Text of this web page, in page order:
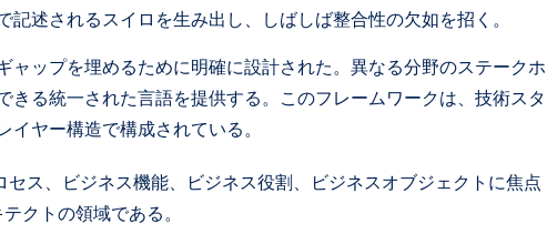
述されるスイロを生み出し、しばしば整合性の欠如を招く。
ップを埋めるために明確に設計された。異なる分野のステークホ
きる統一された言語を提供する。このフレームワークは、技術スタ
ヤー構造で構成されている。
セス、ビジネス機能、ビジネス役割、ビジネスオブジェクトに焦点
クトの領域である。